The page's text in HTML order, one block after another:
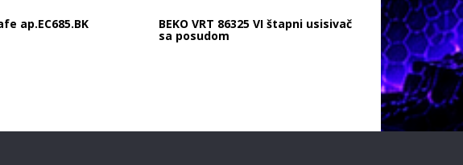
ap.EC685.BK BEKO VRT 86325 VI štapni usisivač
sa posudom